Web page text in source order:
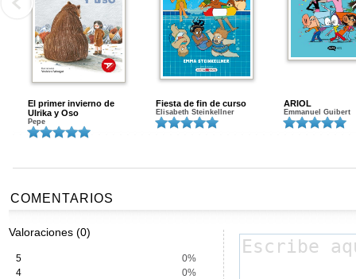
El primer invierno de
Ulrika y Oso
Pepe
Fiesta de fin de curso
Elisabeth Steinkellner
ARIOL
Emmanuel Guibert
COMENTARIOS
Valoraciones (0)
5
0%
4
0%